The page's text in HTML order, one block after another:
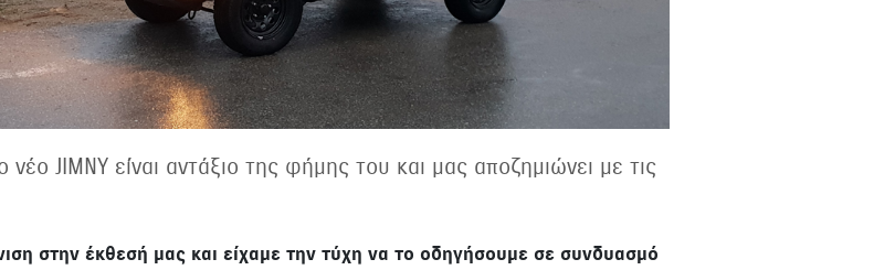
JIMNY είναι αντάξιο της φήμης του και μας αποζημιώνει με τις
στην έκθεσή μας και είχαμε την τύχη να το οδηγήσουμε σε συνδυασμό